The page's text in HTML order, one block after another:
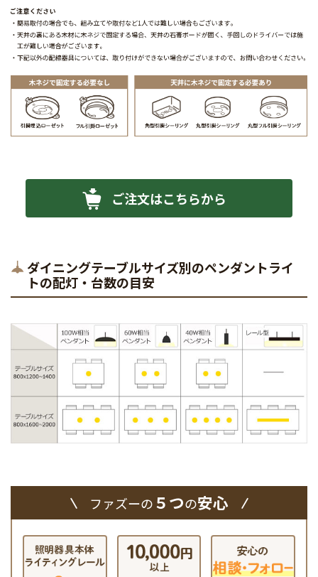
ご注文はこちらから
ダイニングテーブルサイズ別のペンダントライ
トの配灯・台数の目安
ファズーの５つの安心